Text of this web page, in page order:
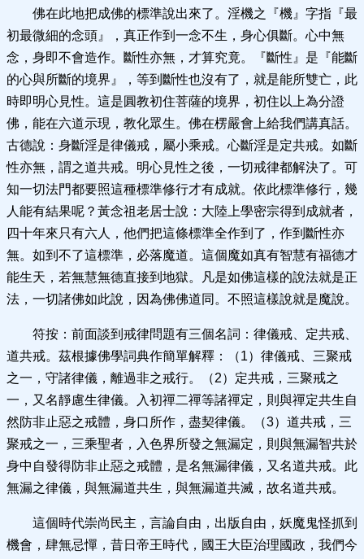
佛在此地把成佛的標準說出來了。淫機之『機』字指『最
初最微細的念頭』，真正作到一念不生，身心俱斷。心中無
念，身即不會造作。斷性亦無，才算究竟。『斷性』是『能斷
的心與所斷的境界』，等到斷性也沒有了，就是能所雙亡，此
時即明心見性。這是圓教初住菩薩的境界，初住以上為分證
佛，能在六道示現，教化眾生。佛在楞嚴會上給我們講真話。
古德說：身斷淫是律儀戒，屬小乘戒。心斷淫是定共戒。如斷
性亦無，謂之道共戒。明心見性之後，一切戒律都解決了。可
知一切法門都要照這種標準修行才有成就。依此標準修行，幾
人能有結果呢？黃念祖老居士說：大陸上學密宗得到成就者，
四十年來只有六人，他們把這條標準全作到了，作到斷性亦
無。如到不了這標準，必落魔道。這個魔如真有智慧有福德才
能生天，若無慧無德直接到地獄。凡是如佛這樣的說法就是正
法，一切諸佛如此說，因為佛佛道同。不照這樣說就是魔說。
符按：前面談到戒律問題有三個名詞：律儀戒、定共戒、
道共戒。茲根據佛學詞典作簡單解釋：（1）律儀戒、三聚戒
之一，守諸律儀，離過非之戒行。（2）定共戒，三聚戒之
一，又名靜慮生律儀。入初禪二禪等諸禪定，則與禪定共生自
然防非止惡之戒體，身口所作，盡契律儀。（3）道共戒，三
聚戒之一，三乘聖者，入色界所發之無漏定，則與無漏智共於
身中自發得防非止惡之戒體，是名無漏律儀，又名道共戒。此
無漏之律儀，與無漏道共生，與無漏道共滅，故名道共戒。
這個時代崇尚民主，言論自由，出版自由，妖魔鬼怪抓到
機會，肆無忌憚，昔日帝王時代，國王大臣治理國政，我們今